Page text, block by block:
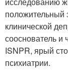
положительный
клинической
сооснователь
ISNPR, ярый
психиатрии.